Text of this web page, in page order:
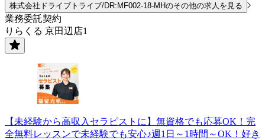
株式会社ドライブトライブ/DR:MF002-18-MHのその他の求人を見る
業務委託契約
りらくる 京田辺店1
【未経験から高収入セラピストに】無資格でも応募OK！完
全無料レッスンで未経験でも安心♪週1日～1時間～OK！好き